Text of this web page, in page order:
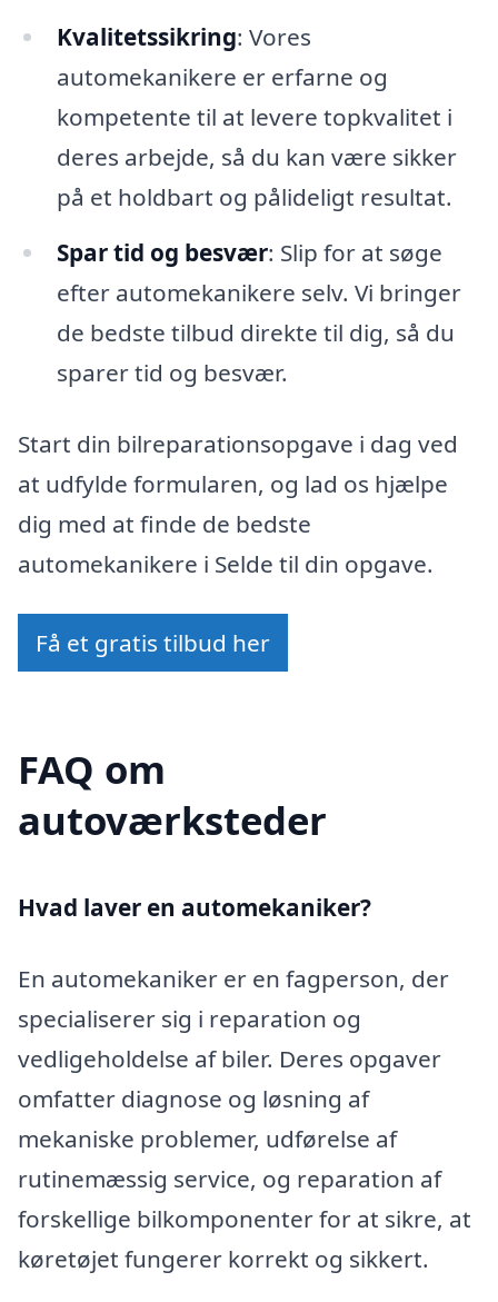
Kvalitetssikring: Vores
automekanikere er erfarne og
kompetente til at levere topkvalitet i
deres arbejde, så du kan være sikker
på et holdbart og pålideligt resultat.
Spar tid og besvær: Slip for at søge
efter automekanikere selv. Vi bringer
de bedste tilbud direkte til dig, så du
sparer tid og besvær.
Start din bilreparationsopgave i dag ved
at udfylde formularen, og lad os hjælpe
dig med at finde de bedste
automekanikere i Selde til din opgave.
Få et gratis tilbud her
FAQ om
autoværksteder
Hvad laver en automekaniker?
En automekaniker er en fagperson, der
specialiserer sig i reparation og
vedligeholdelse af biler. Deres opgaver
omfatter diagnose og løsning af
mekaniske problemer, udførelse af
rutinemæssig service, og reparation af
forskellige bilkomponenter for at sikre, at
køretøjet fungerer korrekt og sikkert.